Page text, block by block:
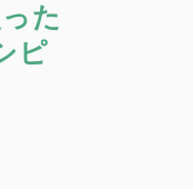
た
ピ